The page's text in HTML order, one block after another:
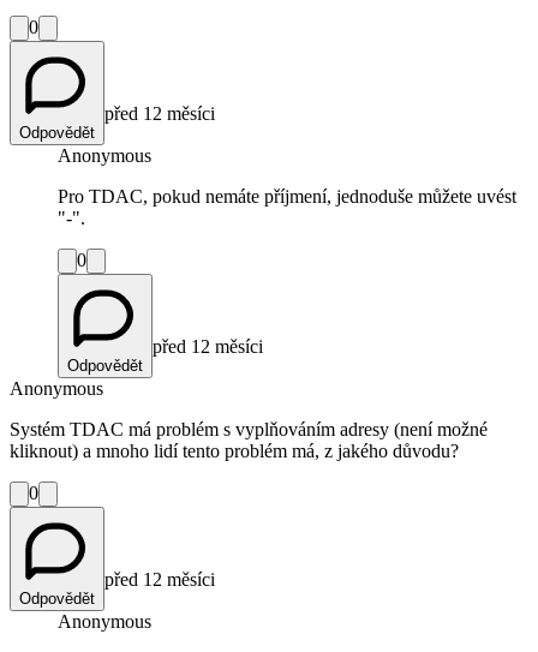
0
Odpovědět
před 12 měsíci
Anonymous
Pro TDAC, pokud nemáte příjmení, jednoduše můžete uvést
"-".
0
Odpovědět
před 12 měsíci
Anonymous
Systém TDAC má problém s vyplňováním adresy (není možné
kliknout) a mnoho lidí tento problém má, z jakého důvodu?
0
Odpovědět
před 12 měsíci
Anonymous